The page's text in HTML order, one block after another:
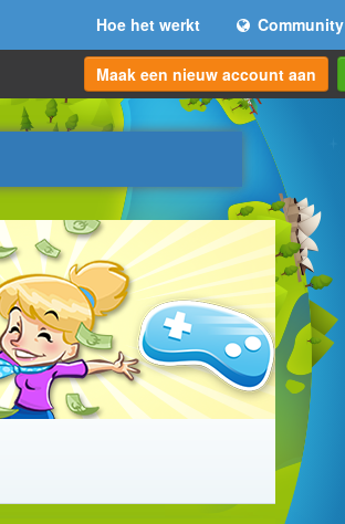
Hoe het werkt Community
Maak een nieuw account aan